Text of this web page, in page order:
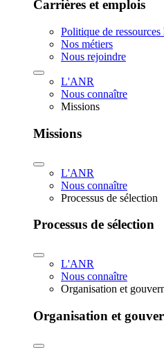
Carrières et emplois
Politique de ressources
Nos métiers
Nous rejoindre
L'ANR
Nous connaître
Missions
Missions
L'ANR
Nous connaître
Processus de sélection
Processus de sélection
L'ANR
Nous connaître
Organisation et
Organisation et